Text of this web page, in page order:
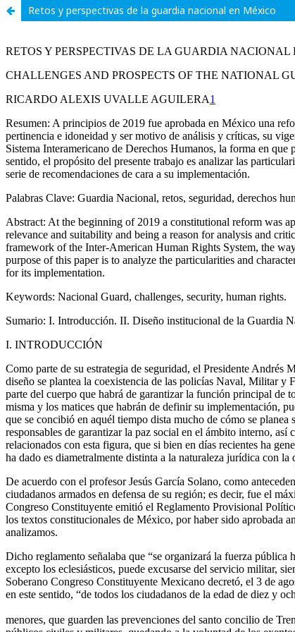
Retos y perspectivas de la guardia nacional en México